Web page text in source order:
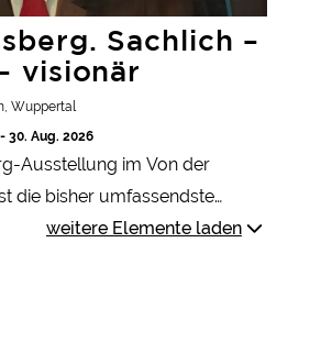
Sachlich –
visionär
Wuppertal
30. Aug. 2026
Ausstellung im Von der
die bisher umfassendste
bedeutenden Malers der
weitere Elemente laden